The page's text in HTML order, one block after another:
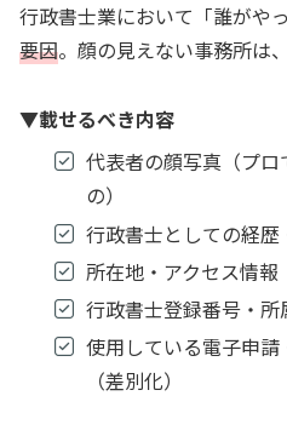
行政書士業において「誰がや
要因。顔の見えない事務所は
▼載せるべき内容
代表者の顔写真（プ
の）
行政書士としての経
所在地・アクセス情報
行政書士登録番号・所
使用している電子申
（差別化）